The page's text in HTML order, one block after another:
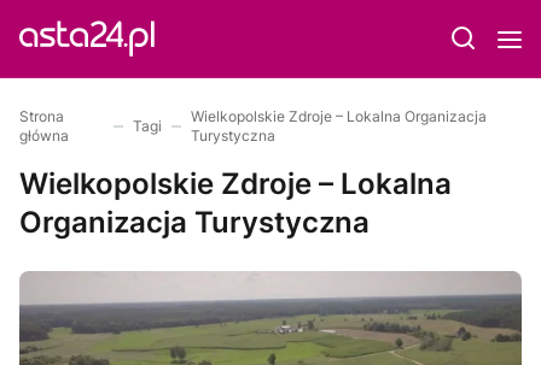
Strona
główna
Tagi
Wielkopolskie Zdroje – Lokalna Organizacja
Turystyczna
Wielkopolskie Zdroje – Lokalna
Organizacja Turystyczna